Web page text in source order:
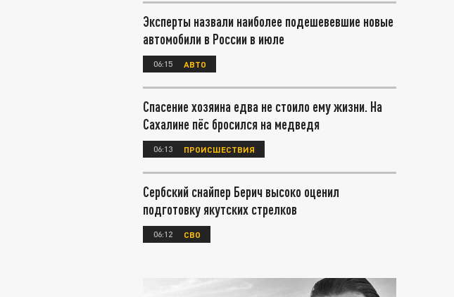
Эксперты назвали наиболее подешевевшие новые
автомобили в России в июле
06:15 АВТО
Спасение хозяина едва не стоило ему жизни. На
Сахалине пёс бросился на медведя
06:13 ПРОИСШЕСТВИЯ
Сербский снайпер Берич высоко оценил
подготовку якутских стрелков
06:12 СВО